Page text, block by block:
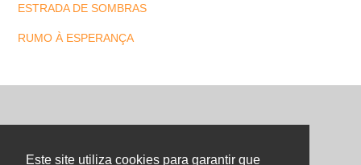
Este site utiliza cookies para garantir que
ESTRADA DE SOMBRAS
RUMO À ESPERANÇA
Back